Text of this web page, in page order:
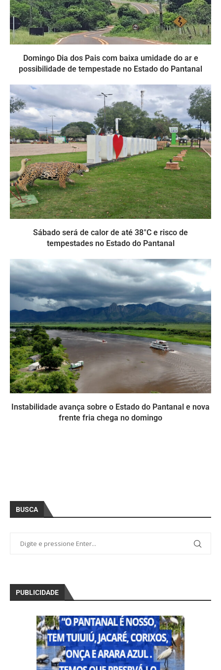
Domingo Dia dos Pais com baixa umidade do ar e
possibilidade de tempestade no Estado do Pantanal
Sábado será de calor de até 38°C e risco de
tempestades no Estado do Pantanal
Instabilidade avança sobre o Estado do Pantanal e nova
frente fria chega no domingo
BUSCA
PUBLICIDADE